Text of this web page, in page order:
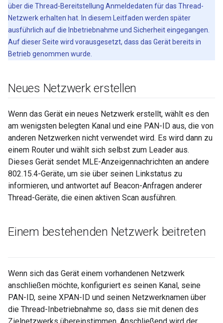
über die Thread-Bereitstellung Anmeldedaten für das Thread-
Netzwerk erhalten hat. In diesem Leitfaden werden später
ausführlich auf die Inbetriebnahme und Sicherheit eingegangen.
Auf dieser Seite wird vorausgesetzt, dass das Gerät bereits in
Betrieb genommen wurde.
Neues Netzwerk erstellen
Wenn das Gerät ein neues Netzwerk erstellt, wählt es den
am wenigsten belegten Kanal und eine PAN-ID aus, die von
anderen Netzwerken nicht verwendet wird. Es wird dann zu
einem Router und wählt sich selbst zum Leader aus.
Dieses Gerät sendet MLE-Anzeigennachrichten an andere
802.15.4-Geräte, um sie über seinen Linkstatus zu
informieren, und antwortet auf Beacon-Anfragen anderer
Thread-Geräte, die einen aktiven Scan ausführen.
Einem bestehenden Netzwerk beitreten
Wenn sich das Gerät einem vorhandenen Netzwerk
anschließen möchte, konfiguriert es seinen Kanal, seine
PAN-ID, seine XPAN-ID und seinen Netzwerknamen über
die Thread-Inbetriebnahme so, dass sie mit denen des